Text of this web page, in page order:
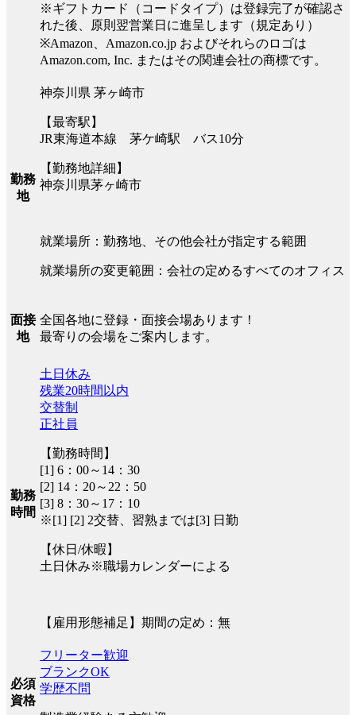
※ギフトカード（コードタイプ）は登録完了が確認さ
れた後、原則翌営業日に進呈します（規定あり）
※Amazon、Amazon.co.jp およびそれらのロゴは
Amazon.com, Inc. またはその関連会社の商標です。
勤務
地
神奈川県 茅ヶ崎市
【最寄駅】
JR東海道本線 茅ケ崎駅 バス10分
【勤務地詳細】
神奈川県茅ヶ崎市
就業場所：勤務地、その他会社が指定する範囲
就業場所の変更範囲：会社の定めるすべてのオフィス
面接
地
全国各地に登録・面接会場あります！
最寄りの会場をご案内します。
勤務
時間
土日休み
残業20時間以内
交替制
正社員
【勤務時間】
[1] 6：00～14：30
[2] 14：20～22：50
[3] 8：30～17：10
※[1] [2] 2交替、習熟までは[3] 日勤
【休日/休暇】
土日休み※職場カレンダーによる
【雇用形態補足】期間の定め：無
必須
資格
フリーター歓迎
ブランクOK
学歴不問